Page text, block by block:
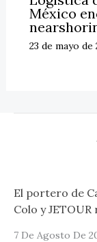
México
23 de mayo de
El portero de
Colo y
7 De Agosto De